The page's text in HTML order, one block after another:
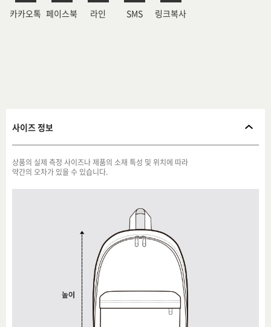
카카오톡 페이스북 라인 SMS 링크복사
사이즈 정보
상품의 실제 측정 사이즈나 제품의 소재 특성 및 위치에 따라
약간의 오차가 있을 수 있습니다.